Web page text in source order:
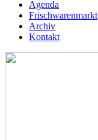
Agenda
Frischwarenmarkt
Archiv
Kontakt